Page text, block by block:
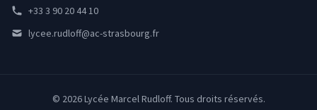
+33 3 90 20 44 10
lycee.rudloff@ac-strasbourg.fr
© 2026 Lycée Marcel Rudloff. Tous droits réservés.